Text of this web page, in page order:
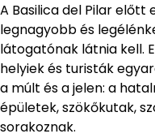
A Basilica del Pilar előtt
legnagyobb és
látogatónak látnia kell.
helyiek és turisták
a múlt és a jelen: a
épületek, szökőkutak,
sorakoznak.